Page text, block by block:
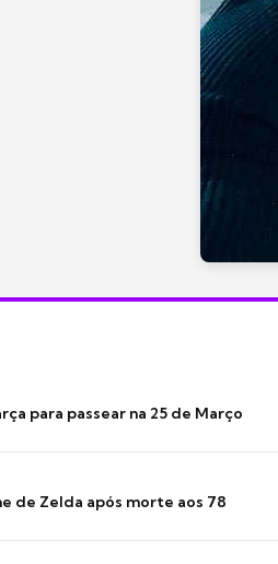
para passear na 25 de Março
de Zelda após morte aos 78